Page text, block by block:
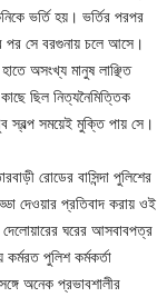
ভর্তি হয়। ভর্তির পরপর
পর সে বরগুনায় চলে আসে।
অসংখ্য মানুষ লাঞ্ছিত
ছিল নিত্যনৈমিত্তিক
স্বল্প সময়েই মুক্তি পায় সে।
রোডের বাসিন্দা পুলিশের
দেওয়ার প্রতিবাদ করায় ওই
দেলোয়ারের ঘরের আসবাবপত্র
পুলিশ কর্মকর্তা
অনেক প্রভাবশালীর